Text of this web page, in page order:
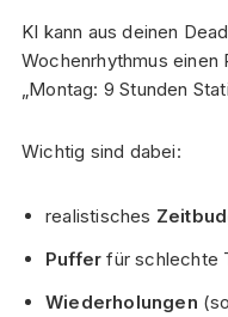
KI kann aus deinen
Wochenrhythmus einen
„Montag: 9 Stunden
Wichtig sind dabei:
realistisches
Puffer für schlechte
Wiederholungen